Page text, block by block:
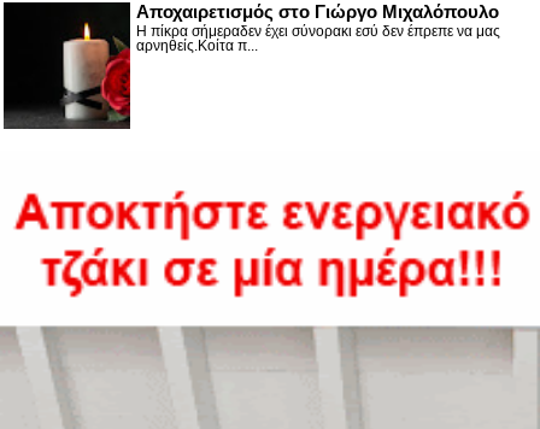
Αποχαιρετισμός στο Γιώργο Μιχαλόπουλο
Η πίκρα σήμεραδεν έχει σύνορακι εσύ δεν έπρεπε να μας
αρνηθείς.Κοίτα π...